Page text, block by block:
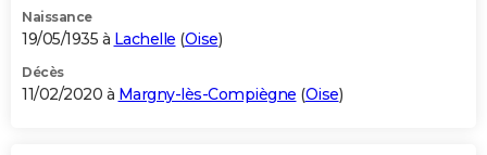
Naissance
19/05/1935 à Lachelle (Oise)
Décès
11/02/2020 à Margny-lès-Compiègne (Oise)